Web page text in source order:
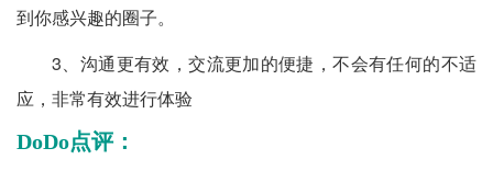
到你感兴趣的圈子。
3、沟通更有效，交流更加的便捷，不会有任何的不适
应，非常有效进行体验
DoDo点评：